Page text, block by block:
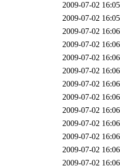
2009-07-02 16:05
2009-07-02 16:05
2009-07-02 16:06
2009-07-02 16:06
2009-07-02 16:06
2009-07-02 16:06
2009-07-02 16:06
2009-07-02 16:06
2009-07-02 16:06
2009-07-02 16:06
2009-07-02 16:06
2009-07-02 16:06
2009-07-02 16:06